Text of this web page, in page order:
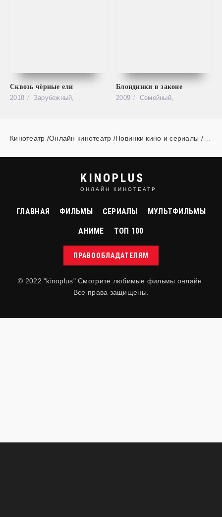
Сквозь чёрные ели
2018
Зарубежный,
Блондинки в законе
2009
Семейный,
Кинотеатр /Онлайн кинотеатр /Новинки кино и сериалы
KINOPLUS
ОНЛАЙН КИНОТЕАТР
ГЛАВНАЯ ФИЛЬМЫ СЕРИАЛЫ МУЛЬТФИЛЬМЫ
АНИМЕ ТОП 100
ПРАВООБЛАДАТЕЛЯМ
© 2022 "kinoplus" Смотрите любимые фильмы онлайн.
Все права защищены.